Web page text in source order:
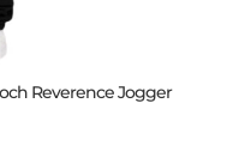
Reverence Jogger